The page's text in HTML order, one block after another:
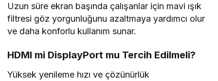
Uzun süre ekran başında çalışanlar için mavi ışık
filtresi göz yorgunluğunu azaltmaya yardımcı olur
ve daha konforlu kullanım sunar.
HDMI mi DisplayPort mu Tercih Edilmeli?
Yüksek yenileme hızı ve çözünürlük